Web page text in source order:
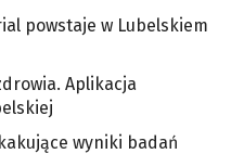
powstaje w Lubelskiem
Aplikacja
wyniki badań